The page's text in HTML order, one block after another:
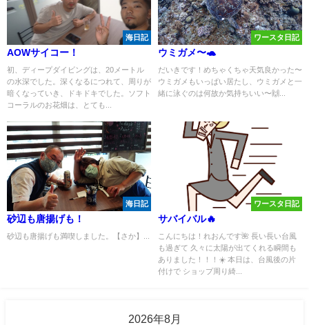
海日記
AOWサイコー！
初、ディープダイビングは、20メートル
の水深でした。深くなるにつれて、周りが
暗くなっていき、ドキドキでした。ソフト
コーラルのお花畑は、とても...
ワースタ日記
ウミガメ〜🐢
だいきです！めちゃくちゃ天気良かった〜
ウミガメもいっぱい居たし、ウミガメと一
緒に泳ぐのは何故か気持ちいい〜🙌...
海日記
砂辺も唐揚げも！
砂辺も唐揚げも満喫しました。【さか】...
ワースタ日記
サバイバル🔥
こんにちは！れおんです🌺 長い長い台風
も過ぎて 久々に太陽が出てくれる瞬間も
ありました！！！☀️ 本日は、台風後の片
付けで ショップ周り綺...
2026年8月